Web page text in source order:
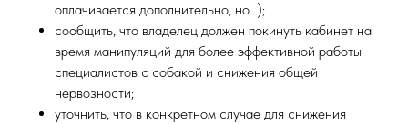
оплачивается дополнительно, но...);
сообщить, что владелец должен покинуть кабинет на
время манипуляций для более эффективной работы
специалистов с собакой и снижения общей
нервозности;
уточнить, что в конкретном случае для снижения